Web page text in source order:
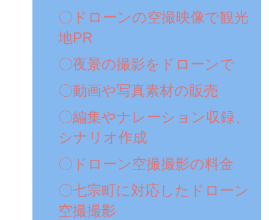
〇ドローンの空撮映像で観光
地PR
〇夜景の撮影をドローンで
〇動画や写真素材の販売
〇編集やナレーション収録、
シナリオ作成
〇ドローン空撮撮影の料金
〇七宗町に対応したドローン
空撮撮影